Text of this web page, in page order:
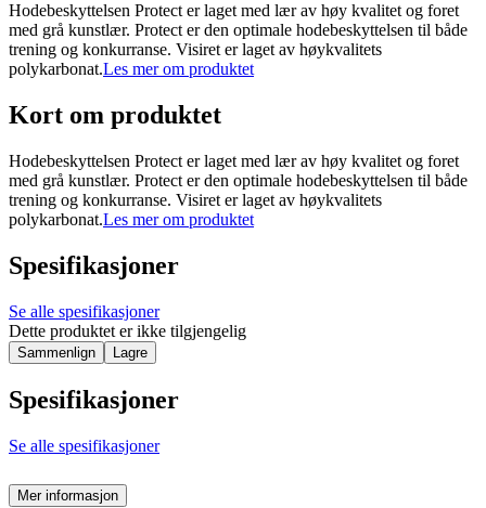
Hodebeskyttelsen Protect er laget med lær av høy kvalitet og foret
med grå kunstlær. Protect er den optimale hodebeskyttelsen til både
trening og konkurranse. Visiret er laget av høykvalitets
polykarbonat.Les mer om produktet
Kort om produktet
Hodebeskyttelsen Protect er laget med lær av høy kvalitet og foret
med grå kunstlær. Protect er den optimale hodebeskyttelsen til både
trening og konkurranse. Visiret er laget av høykvalitets
polykarbonat.Les mer om produktet
Spesifikasjoner
Se alle spesifikasjoner
Dette produktet er ikke tilgjengelig
Sammenlign Lagre
Spesifikasjoner
Se alle spesifikasjoner
Mer informasjon